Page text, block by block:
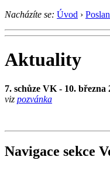
Nacházíte se: Úvod ›
Aktuality
7. schůze VK - 10. března
viz pozvánka
Navigace sekce